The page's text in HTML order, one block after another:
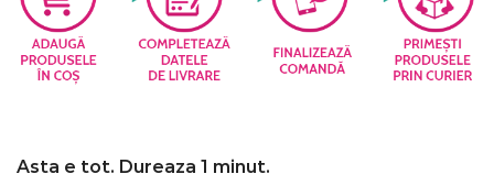
Asta e tot. Dureaza 1 minut.